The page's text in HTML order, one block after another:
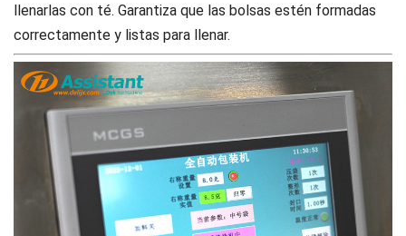
llenarlas con té. Garantiza que las bolsas estén formadas
correctamente y listas para llenar.